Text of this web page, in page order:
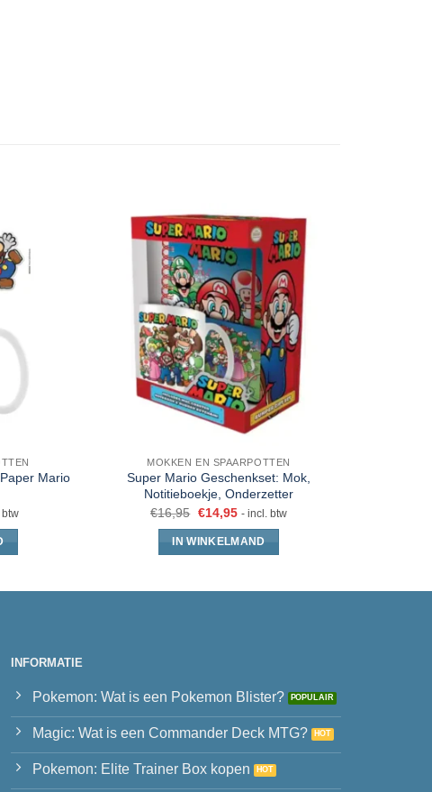
Mario
btw
MOKKEN EN SPAARPOTTEN
Super Mario Geschenkset: Mok,
Notitieboekje, Onderzetter
€16,95 €14,95 - incl. btw
IN WINKELMAND
INFORMATIE
Pokemon: Wat is een Pokemon Blister?
Magic: Wat is een Commander Deck MTG?
Pokemon: Elite Trainer Box kopen